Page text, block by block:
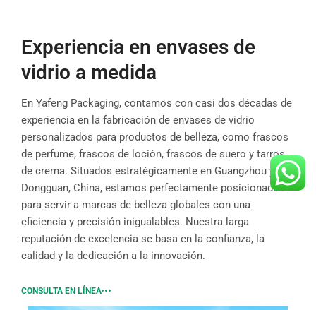
Experiencia en envases de
vidrio a medida
En Yafeng Packaging, contamos con casi dos décadas de
experiencia en la fabricación de envases de vidrio
personalizados para productos de belleza, como frascos
de perfume, frascos de loción, frascos de suero y tarros
de crema. Situados estratégicamente en Guangzhou y
Dongguan, China, estamos perfectamente posicionados
para servir a marcas de belleza globales con una
eficiencia y precisión inigualables. Nuestra larga
reputación de excelencia se basa en la confianza, la
calidad y la dedicación a la innovación.
CONSULTA EN LÍNEA